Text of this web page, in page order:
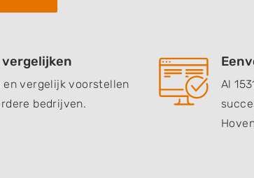
en vergelijk voorstellen
bedrijven.
Al